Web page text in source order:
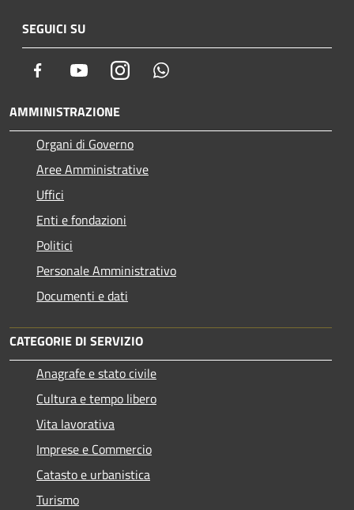
SEGUICI SU
Facebook YoutubeInstagram
AMMINISTRAZIONE
Organi di Governo
Aree Amministrative
Uffici
Enti e fondazioni
Politici
Personale Amministrativo
Documenti e dati
CATEGORIE DI SERVIZIO
Anagrafe e stato civile
Cultura e tempo libero
Vita lavorativa
Imprese e Commercio
Catasto e urbanistica
Turismo